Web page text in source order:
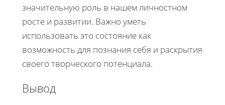
значительную роль в нашем личностном
росте и развитии. Важно уметь
использовать это состояние как
возможность для познания себя и раскрытия
своего творческого потенциала.
Вывод